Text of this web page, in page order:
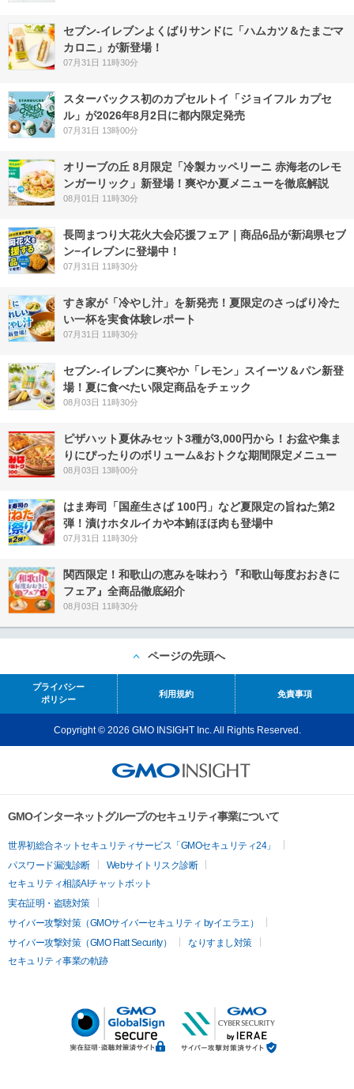
セブン‐イレブンよくばりサンドに「ハムカツ＆たまごマ
カロニ」が新登場！
07月31日 11時30分
スターバックス初のカプセルトイ「ジョイフル カプセ
ル」が2026年8月2日に都内限定発売
07月31日 13時00分
オリーブの丘 8月限定「冷製カッペリーニ 赤海老のレモ
ンガーリック」新登場！爽やか夏メニューを徹底解説
08月01日 11時30分
長岡まつり大花火大会応援フェア｜商品6品が新潟県セブ
ン−イレブンに登場中！
07月31日 11時30分
すき家が「冷やし汁」を新発売！夏限定のさっぱり冷た
い一杯を実食体験レポート
07月31日 11時30分
セブン‐イレブンに爽やか「レモン」スイーツ＆パン新登
場！夏に食べたい限定商品をチェック
08月03日 11時30分
ピザハット夏休みセット3種が3,000円から！お盆や集ま
りにぴったりのボリューム&おトクな期間限定メニュー
08月03日 13時00分
はま寿司「国産生さば 100円」など夏限定の旨ねた第2
弾！漬けホタルイカや本鮪ほほ肉も登場中
07月31日 11時30分
関西限定！和歌山の恵みを味わう『和歌山毎度おおきに
フェア』全商品徹底紹介
08月03日 11時30分
ページの先頭へ
プライバシー
ポリシー
利用規約 免責事項
Copyright © 2026 GMO INSIGHT Inc. All Rights Reserved.
GMOインターネットグループのセキュリティ事業について
世界初総合ネットセキュリティサービス「GMOセキュリティ24」
パスワード漏洩診断
Webサイトリスク診断
セキュリティ相談AIチャットボット
実在証明・盗聴対策
サイバー攻撃対策（GMOサイバーセキュリティ byイエラエ）
サイバー攻撃対策（GMO Flatt Security）
なりすまし対策
セキュリティ事業の軌跡